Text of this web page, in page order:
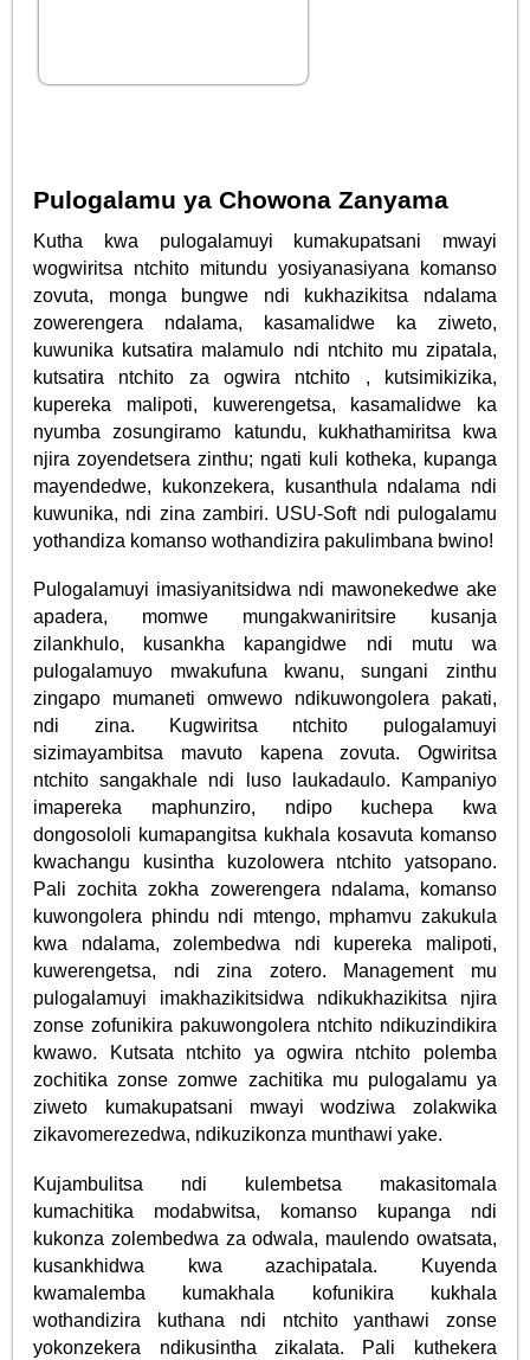
Pulogalamu ya Chowona Zanyama
Kutha kwa pulogalamuyi kumakupatsani mwayi
wogwiritsa ntchito mitundu yosiyanasiyana komanso
zovuta, monga bungwe ndi kukhazikitsa ndalama
zowerengera ndalama, kasamalidwe ka ziweto,
kuwunika kutsatira malamulo ndi ntchito mu zipatala,
kutsatira ntchito za ogwira ntchito , kutsimikizika,
kupereka malipoti, kuwerengetsa, kasamalidwe ka
nyumba zosungiramo katundu, kukhathamiritsa kwa
njira zoyendetsera zinthu; ngati kuli kotheka, kupanga
mayendedwe, kukonzekera, kusanthula ndalama ndi
kuwunika, ndi zina zambiri. USU-Soft ndi pulogalamu
yothandiza komanso wothandizira pakulimbana bwino!
Pulogalamuyi imasiyanitsidwa ndi mawonekedwe ake
apadera, momwe mungakwaniritsire kusanja
zilankhulo, kusankha kapangidwe ndi mutu wa
pulogalamuyo mwakufuna kwanu, sungani zinthu
zingapo mumaneti omwewo ndikuwongolera pakati,
ndi zina. Kugwiritsa ntchito pulogalamuyi
sizimayambitsa mavuto kapena zovuta. Ogwiritsa
ntchito sangakhale ndi luso laukadaulo. Kampaniyo
imapereka maphunziro, ndipo kuchepa kwa
dongosololi kumapangitsa kukhala kosavuta komanso
kwachangu kusintha kuzolowera ntchito yatsopano.
Pali zochita zokha zowerengera ndalama, komanso
kuwongolera phindu ndi mtengo, mphamvu zakukula
kwa ndalama, zolembedwa ndi kupereka malipoti,
kuwerengetsa, ndi zina zotero. Management mu
pulogalamuyi imakhazikitsidwa ndikukhazikitsa njira
zonse zofunikira pakuwongolera ntchito ndikuzindikira
kwawo. Kutsata ntchito ya ogwira ntchito polemba
zochitika zonse zomwe zachitika mu pulogalamu ya
ziweto kumakupatsani mwayi wodziwa zolakwika
zikavomerezedwa, ndikuzikonza munthawi yake.
Kujambulitsa ndi kulembetsa makasitomala
kumachitika modabwitsa, komanso kupanga ndi
kukonza zolembedwa za odwala, maulendo owatsata,
kusankhidwa kwa azachipatala. Kuyenda
kwamalemba kumakhala kofunikira kukhala
wothandizira kuthana ndi ntchito yanthawi zonse
yokonzekera ndikusintha zikalata. Pali kuthekera